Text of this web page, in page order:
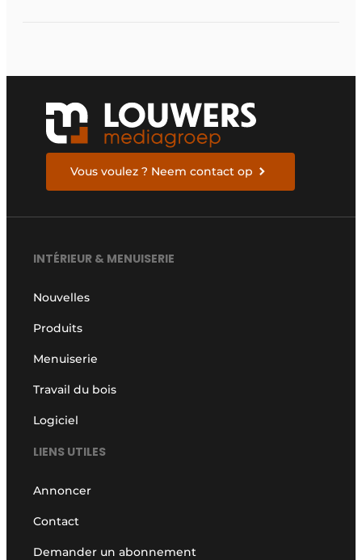
Vous voulez ? Neem contact op
INTÉRIEUR & MENUISERIE
Nouvelles
Produits
Menuiserie
Travail du bois
Logiciel
LIENS UTILES
Annoncer
Contact
Demander un abonnement